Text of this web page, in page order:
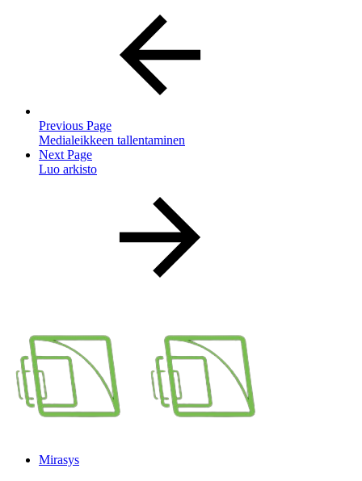
Previous Page
Medialeikkeen tallentaminen
Next Page
Luo arkisto
Mirasys